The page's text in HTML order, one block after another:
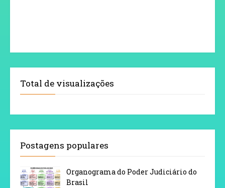
Total de visualizações
Postagens populares
Organograma do Poder Judiciário do
Brasil